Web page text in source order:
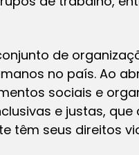
de
no país. Ao
sociais e
e justas, que
têm seus direitos